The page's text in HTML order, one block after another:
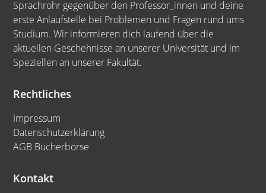
Sprachrohr gegenüber den Professor_innen und deine
erste Anlaufstelle bei Problemen und Fragen rund ums
Studium. Wir informieren dich laufend über die
aktuellen Geschehnisse an unserer Universität und im
Speziellen an unserer Fakultät.
Rechtliches
Impressum
Datenschutzerklärung
AGB Bücherbörse
Kontakt